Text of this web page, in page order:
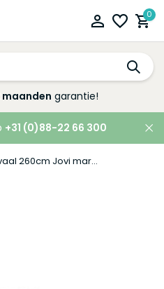
0
laagsteprijsgarantie!
+31 (0)88-22 66 300
260cm Jovi mar...